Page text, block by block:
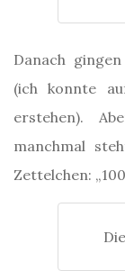
Danach
(ich konnte
erstehen).
manchmal
Zettelchen: